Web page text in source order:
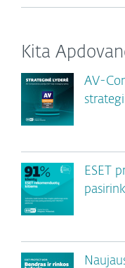
Kita
AV-
ESET